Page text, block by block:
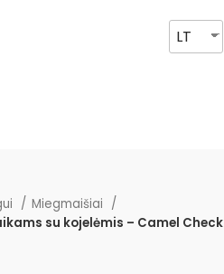
LT
Miegmaišiai
su kojelėmis – Camel Check